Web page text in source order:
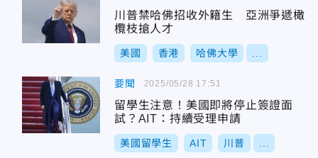
川普禁哈佛招收外籍生 亞洲爭遞橄
欖枝搶人才
美國 香港 哈佛大學
要聞
留學生注意！美國即將停止簽證面
試？AIT：持續受理申請
美國留學生 AIT 川普
2025/05/28 17:51